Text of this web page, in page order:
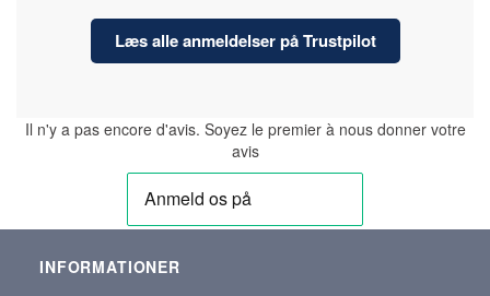
Læs alle anmeldelser på Trustpilot
Il n'y a pas encore d'avis. Soyez le premier à nous donner votre
avis
INFORMATIONER